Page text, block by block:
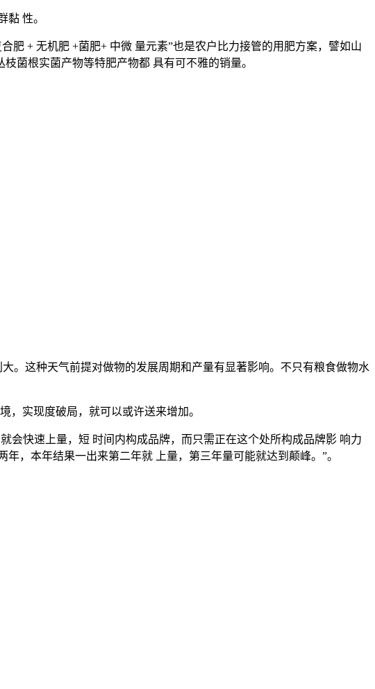
性。
+ 无机肥 +菌肥+ 中微 量元素”也是农户比力接管的用肥方案，譬如山
菌根实菌产物等特肥产物都 具有可不雅的销量。
这种天气前提对做物的发展周期和产量有显著影响。不只有粮食做物水
实现度破局，就可以或许送来增加。
快速上量，短 时间内构成品牌，而只需正在这个处所构成品牌影 响力
，本年结果一出来第二年就 上量，第三年量可能就达到颠峰。”。